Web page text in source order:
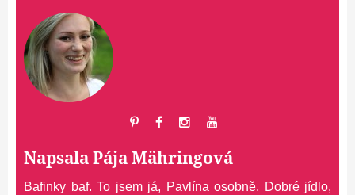
NapsalaPája Mähringová
Bafinky baf. To jsem já, Pavlína osobně. Dobré jídlo,